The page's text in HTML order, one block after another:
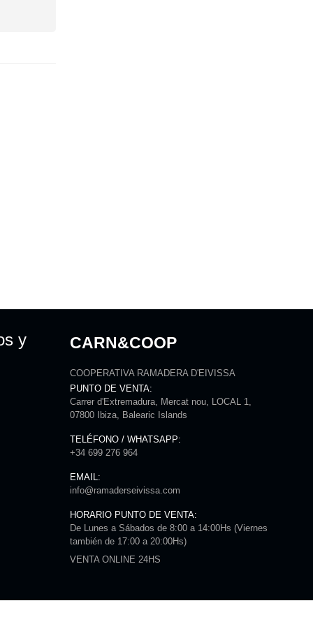
y
CARN&COOP
COOPERATIVA RAMADERA D'EIVISSA
PUNTO DE VENTA:
Carrer d'Extremadura, Mercat nou, LOCAL 1,
07800 Ibiza, Balearic Islands
TELÉFONO / WHATSAPP:
+34 699 276 964
EMAIL:
info@ramaderseivissa.com
HORARIO PUNTO DE VENTA:
De Lunes a Sábados de 8:00 a 14:00Hs (Viernes
también de 17:00 a 20:00Hs)
VENTA ONLINE 24HS